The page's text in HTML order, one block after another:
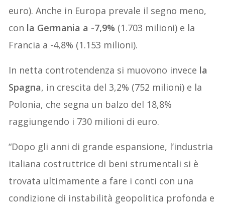
euro). Anche in Europa prevale il segno meno,
con la Germania a -7,9% (1.703 milioni) e la
Francia a -4,8% (1.153 milioni).
In netta controtendenza si muovono invece la
Spagna, in crescita del 3,2% (752 milioni) e la
Polonia, che segna un balzo del 18,8%
raggiungendo i 730 milioni di euro.
“Dopo gli anni di grande espansione, l’industria
italiana costruttrice di beni strumentali si è
trovata ultimamente a fare i conti con una
condizione di instabilità geopolitica profonda e